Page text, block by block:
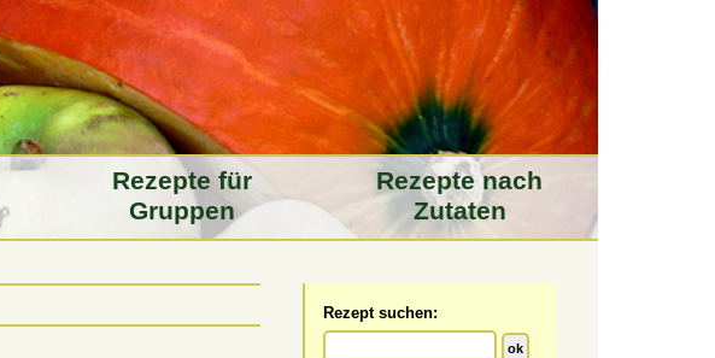
Rezepte für
Gruppen
Rezepte nach
Zutaten
Rezept suchen: